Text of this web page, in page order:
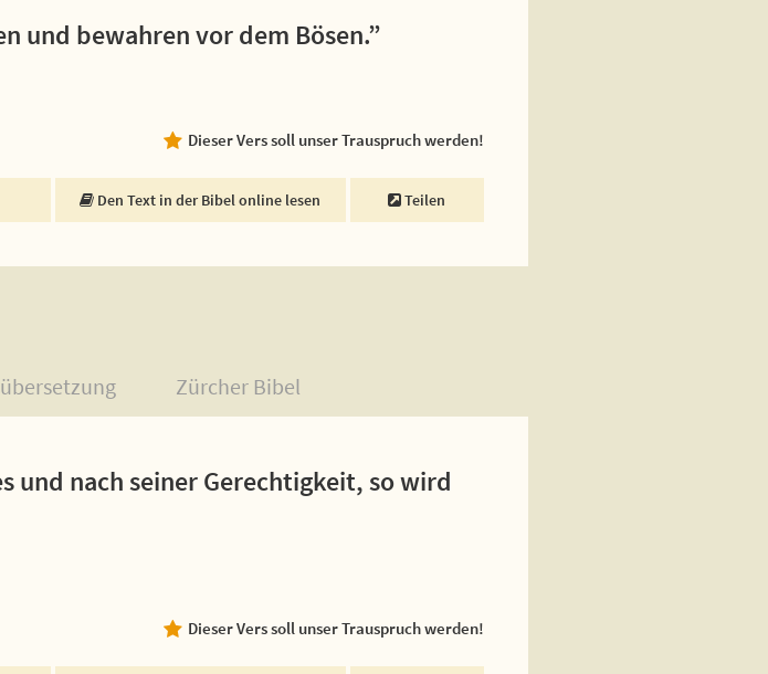
und bewahren vor dem Bösen.”
Dieser Vers soll unser Trauspruch werden!
Den Text in der Bibel online lesen Teilen
Zürcher Bibel
und nach seiner Gerechtigkeit, so wird
Dieser Vers soll unser Trauspruch werden!